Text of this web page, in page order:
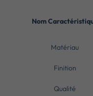
Nom
Matériau
Finition
Qualité